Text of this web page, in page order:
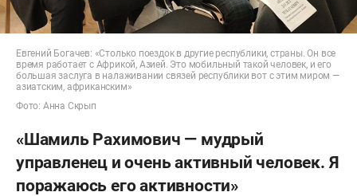
Тарзиманов
Заместитель генерального директора АО
«ПОЗиС»Булат Хасанов
Евгений Богачев: «Столько поездок в другие республики, страны. Он все
время работает с Африкой, Азией. Это мобильный такой человек, и его
большая заслуга в налаживании связей республики вот с этим миром —
азиатским, африканским»
Фото: Анна Скрып
«Шамиль Рахимович — мудрый
управленец и очень активный человек. Я
поражаюсь его активности»